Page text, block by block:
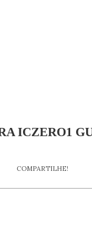
ICZERO1
COMPARTILHE!